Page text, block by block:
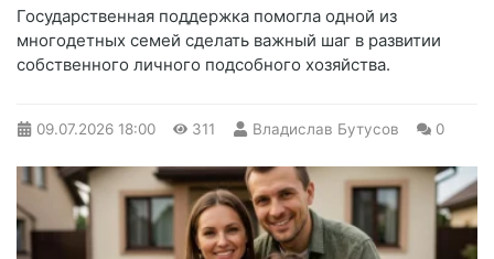
Государственная поддержка помогла одной из
многодетных семей сделать важный шаг в развитии
собственного личного подсобного хозяйства.
09.07.2026 18:00 311 Владислав Бутусов 0